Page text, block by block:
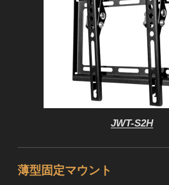
JWT-S2H
薄型固定マウント